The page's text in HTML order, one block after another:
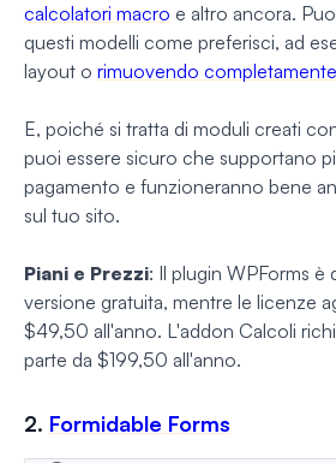
calcolatori macro e altro ancora.
questi modelli come preferisci, ad
layout o rimuovendo
E, poiché si tratta di moduli creati
puoi essere sicuro che supportano
pagamento e funzioneranno bene
sul tuo sito.
Piani e Prezzi: Il plugin WPForms è
versione gratuita, mentre le licenze
$49,50 all'anno. L'addon Calcoli
parte da $199,50 all'anno.
2. Formidable Forms